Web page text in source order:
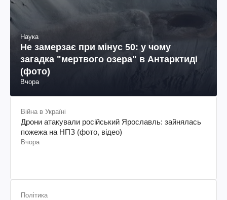
Наука
Не замерзає при мінус 50: у чому
загадка "мертвого озера" в Антарктиді
(фото)
Вчора
Війна в Україні
Дрони атакували російський Ярославль: зайнялась
пожежа на НПЗ (фото, відео)
Вчора
Політика